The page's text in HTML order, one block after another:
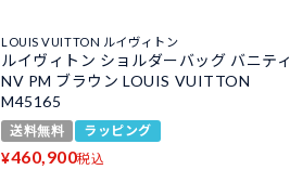
LOUIS VUITTON ルイヴィトン
ルイヴィトン ショルダーバッグ バニティ
NV PM ブラウン LOUIS VUITTON
M45165
送料無料 ラッピング
¥460,900税込